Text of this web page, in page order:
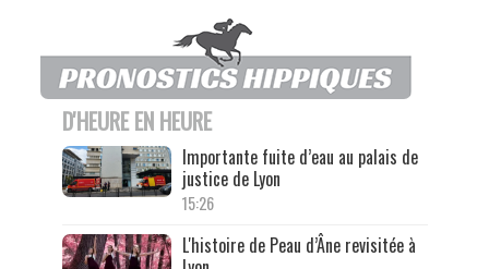
D'HEURE EN HEURE
Importante fuite d’eau au palais de
justice de Lyon
15:26
L'histoire de Peau d’Âne revisitée à